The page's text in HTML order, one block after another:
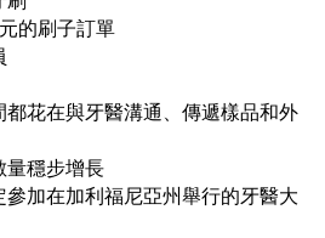
的刷子訂單
花在與牙醫溝通、傳遞樣品和外
量穩步增長
加在加利福尼亞州舉行的牙醫大